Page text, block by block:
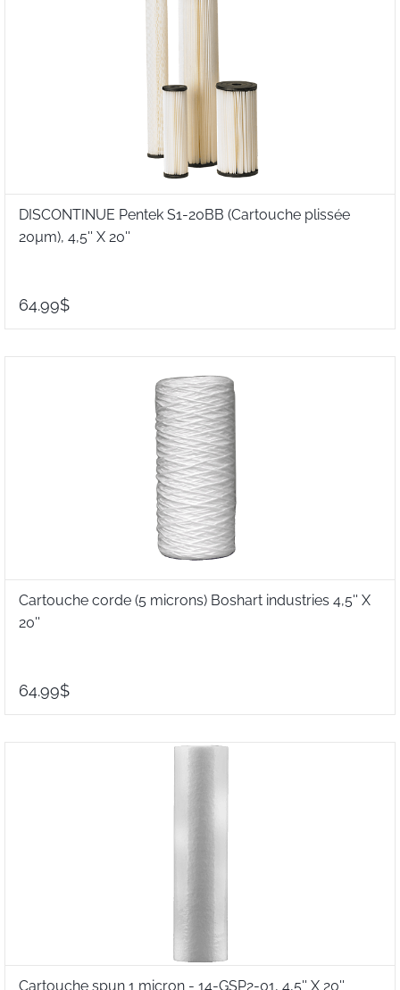
DISCONTINUE Pentek S1-20BB (Cartouche plissée
20µm), 4,5'' X 20''
64.99$
Cartouche corde (5 microns) Boshart industries 4,5'' X
20''
64.99$
Cartouche spun 1 micron - 14-GSP2-01, 4,5'' X 20''